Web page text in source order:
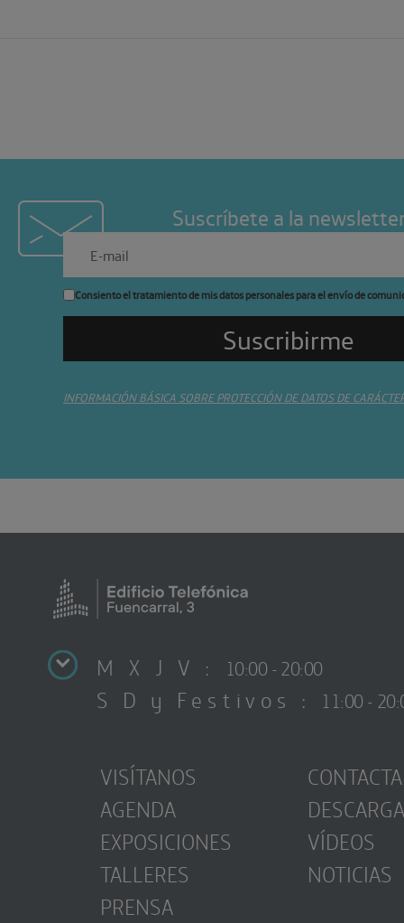
Suscríbete a la
Consiento el tratamiento de mis datos personales para el envío de
INFORMACIÓN BÁSICA SOBRE PROTECCIÓN DE DATOS DE
M X J V : 10:00 - 20:00
S D y Festivos : 11:00 -
VISÍTANOS
AGENDA
EXPOSICIONES
TALLERES
PRENSA
CONTACTA
VÍDEOS
NOTICIAS